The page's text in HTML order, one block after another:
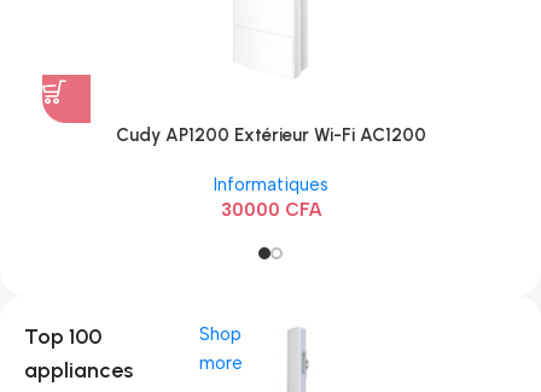
Cudy AP1200 Extérieur Wi-Fi AC1200
Informatiques
30000 CFA
Top 100
appliances
Shop
more